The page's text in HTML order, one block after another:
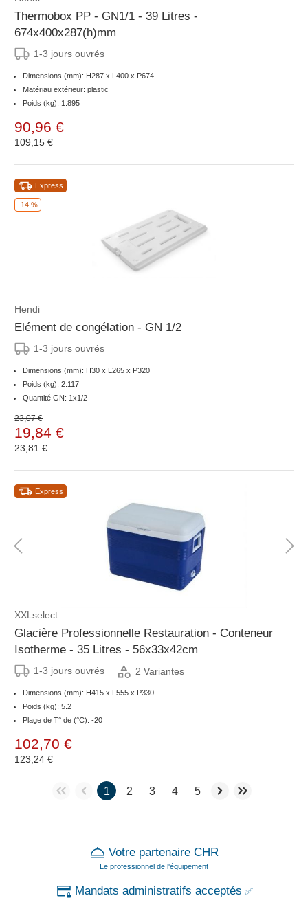
Thermobox PP - GN1/1 - 39 Litres -
674x400x287(h)mm
1-3 jours ouvrés
Dimensions (mm): H287 x L400 x P674
Matériau extérieur: plastic
Poids (kg): 1.895
90,96 €
109,15 €
-14 %
Express
Hendi
Elément de congélation - GN 1/2
1-3 jours ouvrés
Dimensions (mm): H30 x L265 x P320
Poids (kg): 2.117
Quantité GN: 1x1/2
23,07 €
19,84 €
23,81 €
Express
XXLselect
Glacière Professionnelle Restauration - Conteneur
Isotherme - 35 Litres - 56x33x42cm
1-3 jours ouvrés 2 Variantes
Dimensions (mm): H415 x L555 x P330
Poids (kg): 5.2
Plage de T° de (°C): -20
102,70 €
123,24 €
1 2 3 4 5
Votre partenaire CHR
Le professionnel de l'équipement
Mandats administratifs acceptés ✅